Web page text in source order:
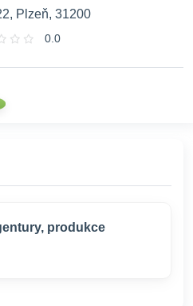
Plzeň, 31200
0.0
produkce